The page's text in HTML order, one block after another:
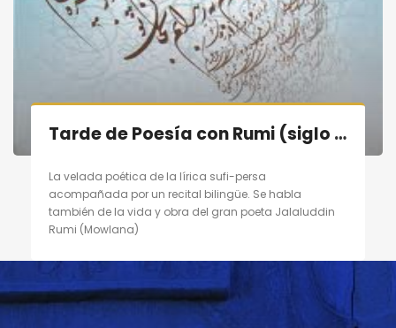
Tarde de Poesía con Rumi (siglo XIII) en Madrid el 10/09/11
La velada poética de la lírica sufi-persa
acompañada por un recital bilingüe. Se habla
también de la vida y obra del gran poeta Jalaluddin
Rumi (Mowlana)